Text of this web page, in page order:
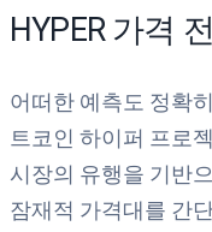
HYPER 가격
어떠한 예측도 정확
트코인 하이퍼 프로
시장의 유행을 기반
잠재적 가격대를 간